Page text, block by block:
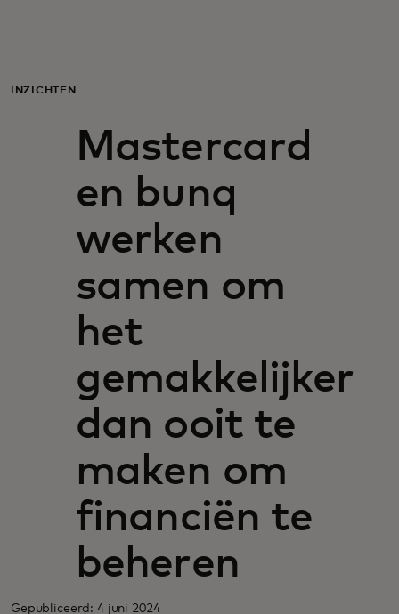
Zakelijk
Voor de wereld
Voor vernieuwers
INZICHTEN
Mastercard
en bunq
werken
samen om
het
gemakkelijker
dan ooit te
maken om
financiën te
beheren
Gepubliceerd: 4 juni 2024